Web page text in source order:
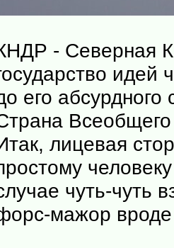
- Северная
идей
его
лицевая
чуть-чуть
мажор